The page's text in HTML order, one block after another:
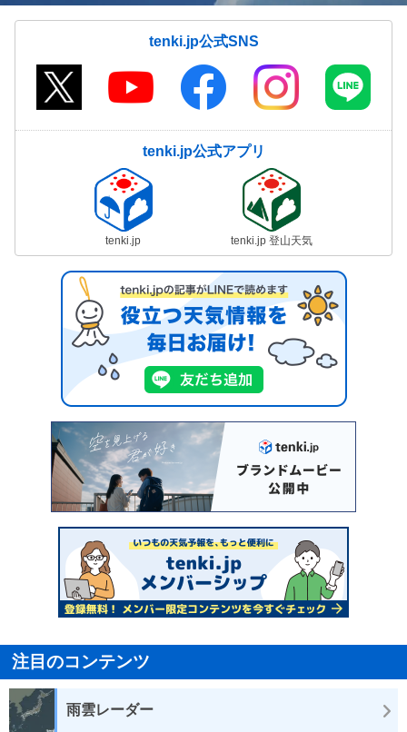
tenki.jp公式SNS
tenki.jp公式アプリ
tenki.jp tenki.jp 登山天気
注目のコンテンツ
雨雲レーダー